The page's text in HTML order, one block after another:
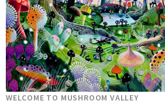
WELCOME TO MUSHROOM VALLEY